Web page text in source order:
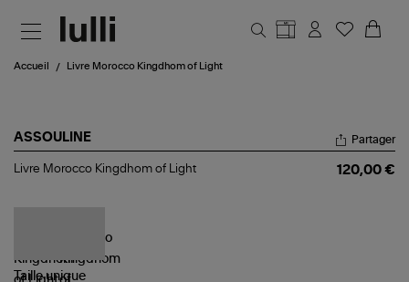
Accueil Livre Morocco Kingdhom of Light
ASSOULINE
Livre
Partager
Livre Morocco Kingdhom of Light 120,00 €
Tailleunique